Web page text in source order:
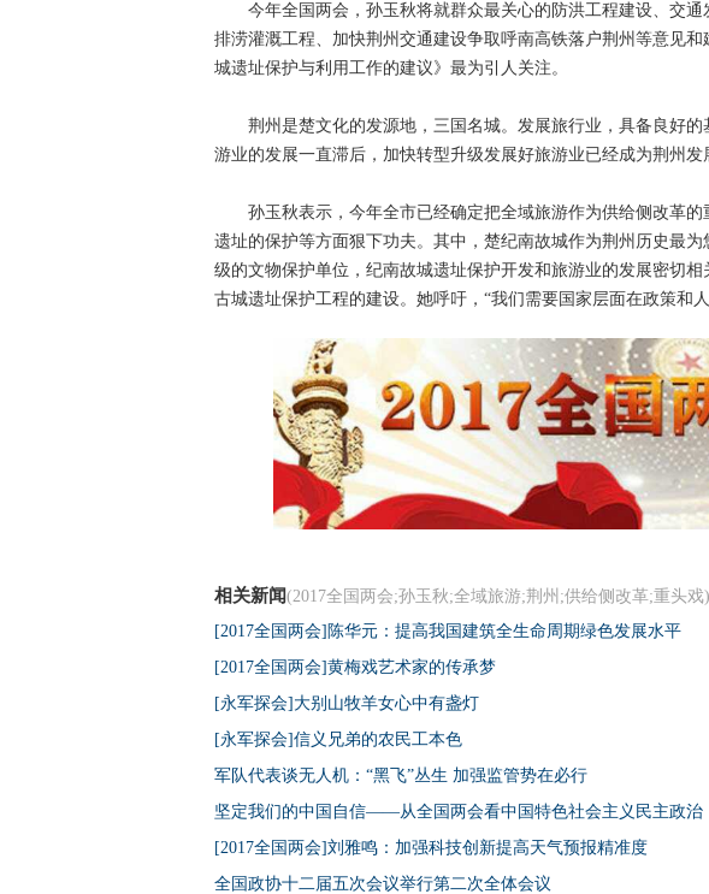
今年全国两会，孙玉秋将就群众最关心的防洪工程建设、交通
排涝灌溉工程、加快荆州交通建设争取呼南高铁落户荆州等意见
城遗址保护与利用工作的建议》最为引人关注。
荆州是楚文化的发源地，三国名城。发展旅行业，具备良好的
游业的发展一直滞后，加快转型升级发展好旅游业已经成为荆州发
孙玉秋表示，今年全市已经确定把全域旅游作为供给侧改革的
遗址的保护等方面狠下功夫。其中，楚纪南故城作为荆州历史最
级的文物保护单位，纪南故城遗址保护开发和旅游业的发展密切
古城遗址保护工程的建设。她呼吁，“我们需要国家层面在政策和
相关新闻(2017全国两会;孙玉秋;全域旅游;荆州;供给侧改革;重头戏)
[2017全国两会]陈华元：提高我国建筑全生命周期绿色发展水平
[2017全国两会]黄梅戏艺术家的传承梦
[永军探会]大别山牧羊女心中有盏灯
[永军探会]信义兄弟的农民工本色
军队代表谈无人机：“黑飞”丛生 加强监管势在必行
坚定我们的中国自信——从全国两会看中国特色社会主义民主政治
[2017全国两会]刘雅鸣：加强科技创新提高天气预报精准度
全国政协十二届五次会议举行第二次全体会议